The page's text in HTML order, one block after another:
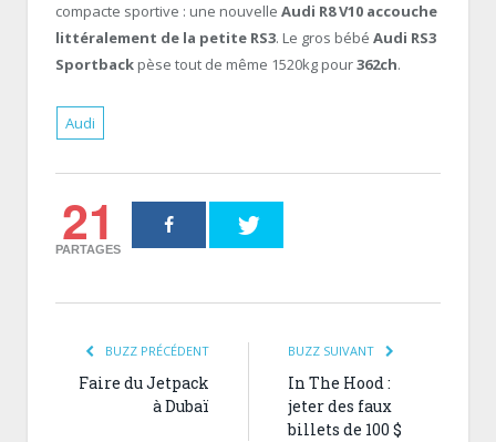
compacte sportive : une nouvelle Audi R8 V10 accouche
littéralement de la petite RS3. Le gros bébé Audi RS3
Sportback pèse tout de même 1520kg pour362ch.
Audi
21
PARTAGES
BUZZ PRÉCÉDENT
Faire du Jetpack
à Dubaï
BUZZ SUIVANT
In The Hood :
jeter des faux
billets de 100 $